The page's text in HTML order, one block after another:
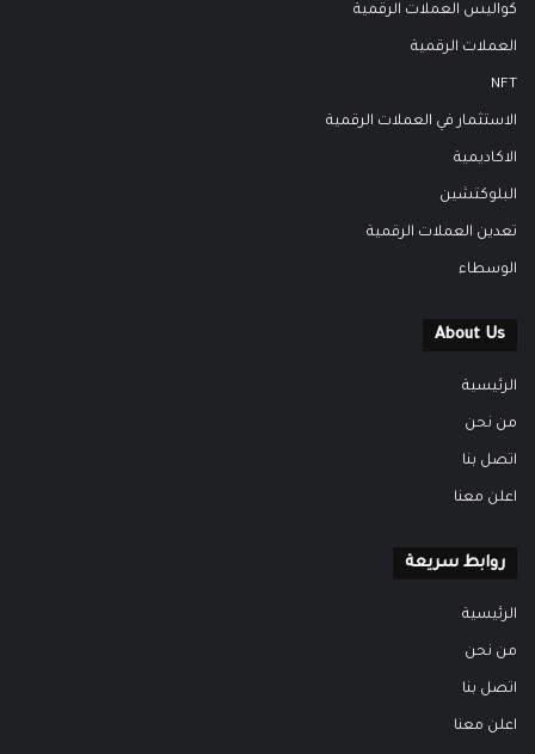
كواليس العملات الرقمية
العملات الرقمية
NFT
الاستثمار في العملات الرقمية
الاكاديمية
البلوكتشين
تعدين العملات الرقمية
الوسطاء
About Us
الرئيسية
من نحن
اتصل بنا
اعلن معنا
روابط سريعة
الرئيسية
من نحن
اتصل بنا
اعلن معنا